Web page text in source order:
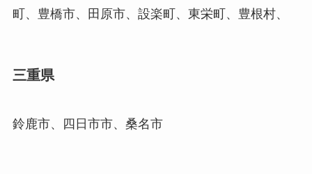
町、豊橋市、田原市、設楽町、東栄町、豊根村、
三重県
鈴鹿市、四日市市、桑名市